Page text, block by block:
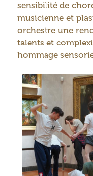
sensibilité de
musicienne et
orchestre une
talents et
hommage